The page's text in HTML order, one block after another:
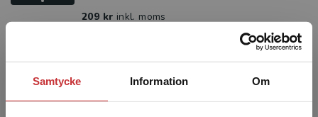
Samtycke Information Om
209 kr inkl. moms
Från patient till person